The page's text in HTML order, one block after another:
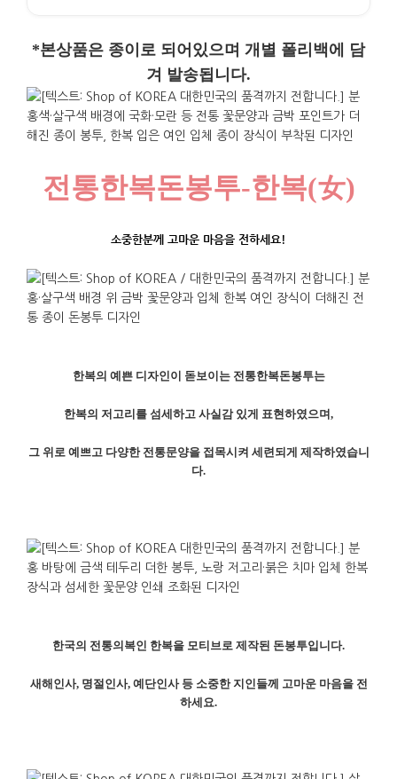
*본상품은 종이로 되어있으며 개별 폴리백에 담
겨 발송됩니다.
전통한복돈봉투-한복(女)
소중한분께 고마운 마음을 전하세요!
한복의 예쁜 디자인이 돋보이는 전통한복돈봉투는
한복의 저고리를 섬세하고 사실감 있게 표현하였으며 ,
그 위로 예쁘고 다양한 전통문양을 접목시켜 세련되게 제작하였습니
다.
한국의 전통의복인 한복을 모티브로 제작된 돈봉투입니다.
새해인사, 명절인사, 예단인사 등 소중한 지인들께 고마운 마음을 전
하세요.